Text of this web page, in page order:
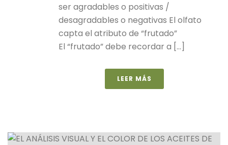
ser agradables o positivas /
desagradables o negativas El olfato
capta el atributo de “frutado”
El “frutado” debe recordar a [...]
LEER MÁS